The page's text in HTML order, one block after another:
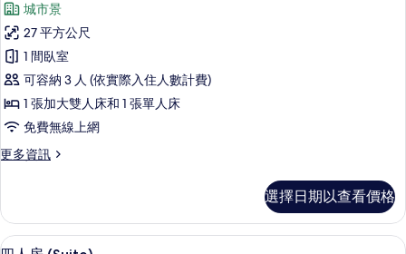
詳
情
豪
華
三
人
房
所
相
片
城市景
27 平方公尺
1 間臥室
可容納 3 人 (依實際入住人數計費)
1 張加大雙人床和 1 張單人床
免費無線上網
更多資訊
更
三
人
選擇日期以查看價格
顯